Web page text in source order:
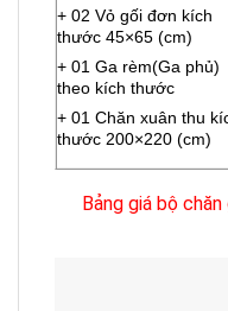
+ 02 Vỏ gối đơn kích
thước 45×65 (cm)
+ 01 Ga rèm(Ga phủ)
theo kích thước
+ 01 Chăn xuân thu
thước 200×220 (cm)
Bảng giá bộ